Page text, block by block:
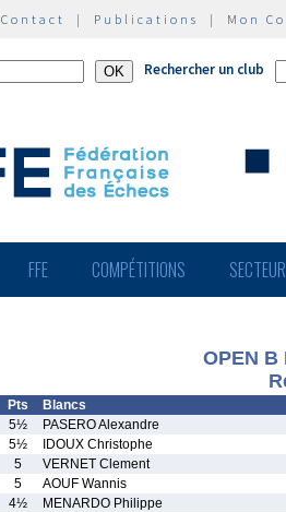
Contact | Publications | Mon
Rechercher un club
FFE COMPÉTITIONS
OPEN B
Pts
Blancs
5½
PASERO Alexandre
5½
IDOUX Christophe
5
VERNET Clement
5
AOUF Wannis
4½
MENARDO Philippe